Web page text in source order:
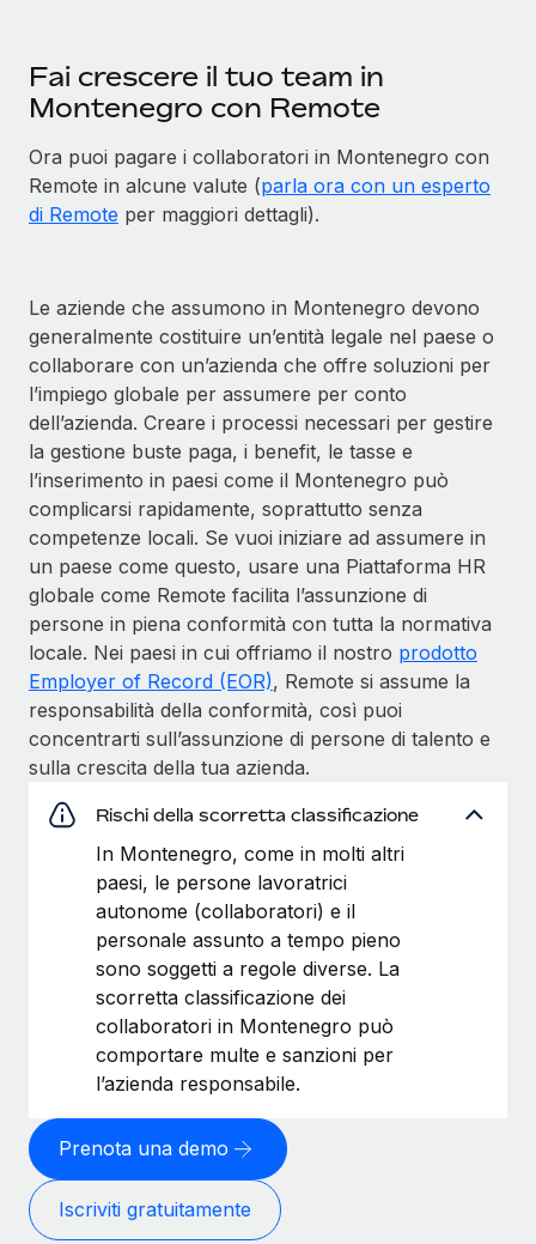
Fai crescere il tuo team in
Montenegro con Remote
Ora puoi pagare i collaboratori in Montenegro con
Remote in alcune valute (parla ora con un esperto
di Remote per maggiori dettagli).
Le aziende che assumono in Montenegro devono
generalmente costituire un’entità legale nel paese o
collaborare con un’azienda che offre soluzioni per
l’impiego globale per assumere per conto
dell’azienda. Creare i processi necessari per gestire
la gestione buste paga, i benefit, le tasse e
l’inserimento in paesi come il Montenegro può
complicarsi rapidamente, soprattutto senza
competenze locali. Se vuoi iniziare ad assumere in
un paese come questo, usare una Piattaforma HR
globale come Remote facilita l’assunzione di
persone in piena conformità con tutta la normativa
locale. Nei paesi in cui offriamo il nostro prodotto
Employer of Record (EOR), Remote si assume la
responsabilità della conformità, così puoi
concentrarti sull’assunzione di persone di talento e
sulla crescita della tua azienda.
Rischi della scorretta classificazione
In Montenegro, come in molti altri
paesi, le persone lavoratrici
autonome (collaboratori) e il
personale assunto a tempo pieno
sono soggetti a regole diverse. La
scorretta classificazione dei
collaboratori in Montenegro può
comportare multe e sanzioni per
l’azienda responsabile.
Prenota una demo
Iscriviti gratuitamente